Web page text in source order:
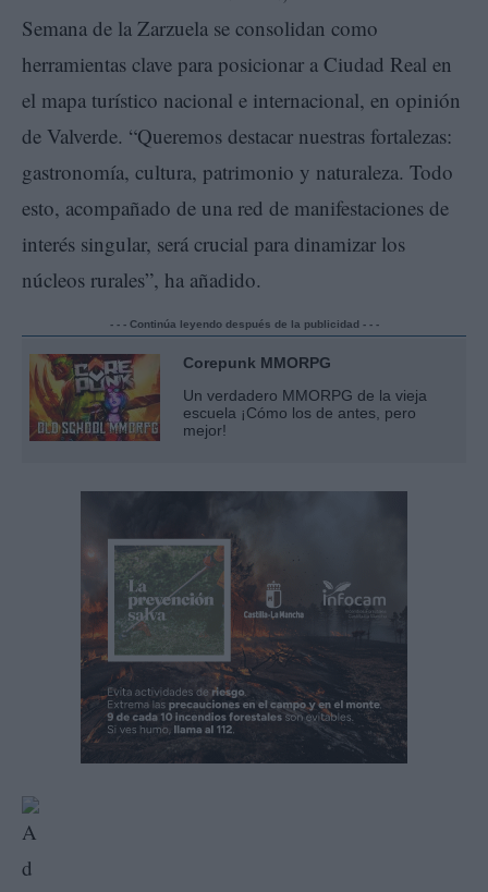
Semana de la Zarzuela se consolidan como
herramientas clave para posicionar a Ciudad Real en
el mapa turístico nacional e internacional, en opinión
de Valverde. “Queremos destacar nuestras fortalezas:
gastronomía, cultura, patrimonio y naturaleza. Todo
esto, acompañado de una red de manifestaciones de
interés singular, será crucial para dinamizar los
núcleos rurales”, ha añadido.
- - - Continúa leyendo después de la publicidad - - -
Corepunk MMORPG
Un verdadero MMORPG de la vieja
escuela ¡Cómo los de antes, pero
mejor!